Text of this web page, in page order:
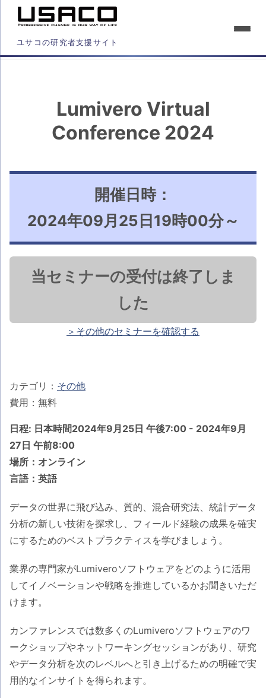
ユサコの研究者支援サイト
Lumivero Virtual
Conference 2024
開催日時：
2024年09月25日19時00分～
当セミナーの受付は終了しま
した
＞その他のセミナーを確認する
カテゴリ： その他
費用：無料
日程: 日本時間2024年9月25日 午後7:00 - 2024年9月
27日 午前8:00
場所：オンライン
言語：英語
データの世界に飛び込み、質的、混合研究法、統計データ
分析の新しい技術を探求し、フィールド経験の成果を確実
にするためのベストプラクティスを学びましょう。
業界の専門家がLumiveroソフトウェアをどのように活用
してイノベーションや戦略を推進しているかお聞きいただ
けます。
カンファレンスでは数多くのLumiveroソフトウェアのワ
ークショップやネットワーキングセッションがあり、研究
やデータ分析を次のレベルへと引き上げるための明確で実
用的なインサイトを得られます。